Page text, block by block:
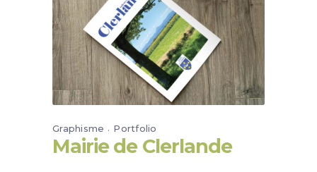
Graphisme Portfolio
Mairie de Clerlande